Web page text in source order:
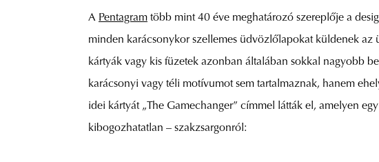
A Pentagram több mint 40 éve meghatározó szereplője a
minden karácsonykor szellemes üdvözlőlapokat küldenek
kártyák vagy kis füzetek azonban általában sokkal nagyobb
karácsonyi vagy téli motívumot sem tartalmaznak, hanem
idei kártyát „The Gamechanger” címmel látták el, amelyen
kibogozhatatlan – szakzsargonról: